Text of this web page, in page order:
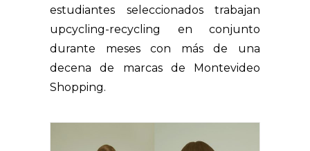
estudiantes seleccionados trabajan
upcycling-recycling en conjunto
durante meses con más de una
decena de marcas de Montevideo
Shopping.